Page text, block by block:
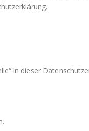
in dieser